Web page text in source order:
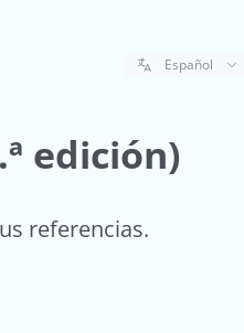
Español
edición)
referencias.